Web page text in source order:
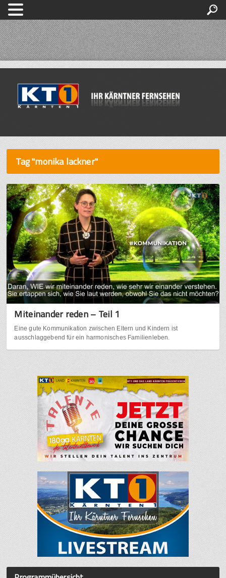
Tag "monika lackner"
Miteinander reden – Teil 1
Eine gute Kommunikation zwischen Eltern und Kindern ist
ausschlaggebend für ein harmonisches Familienleben.